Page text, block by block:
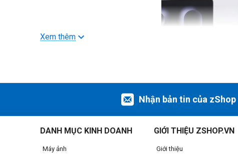
Xem thêm
Nhận bản tin của zShop
DANH MỤC KINH DOANH
Máy ảnh
GIỚI THIỆU ZSHOP.VN
Giới thiệu